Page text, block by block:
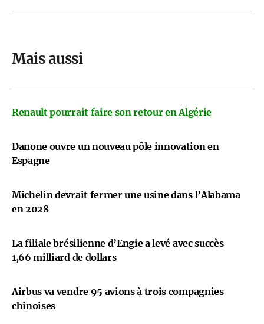
Mais aussi
Renault pourrait faire son retour en Algérie
Danone ouvre un nouveau pôle innovation en
Espagne
Michelin devrait fermer une usine dans l’Alabama
en 2028
La filiale brésilienne d’Engie a levé avec succès
1,66 milliard de dollars
Airbus va vendre 95 avions à trois compagnies
chinoises